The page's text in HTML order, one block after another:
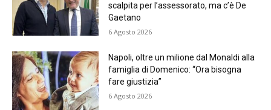
scalpita per l’assessorato, ma c’è De
Gaetano
6 Agosto 2026
Napoli, oltre un milione dal Monaldi alla
famiglia di Domenico: “Ora bisogna
fare giustizia”
6 Agosto 2026